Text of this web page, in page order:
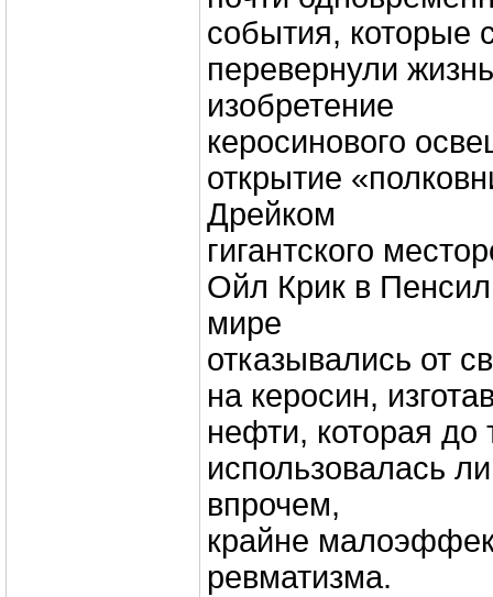
события, которые
перевернули
изобретение
керосинового
открытие
Дрейком
гигантского
Ойл Крик в
мире
отказывались от
на керосин,
нефти, которая до
использовалась
впрочем,
крайне
ревматизма.